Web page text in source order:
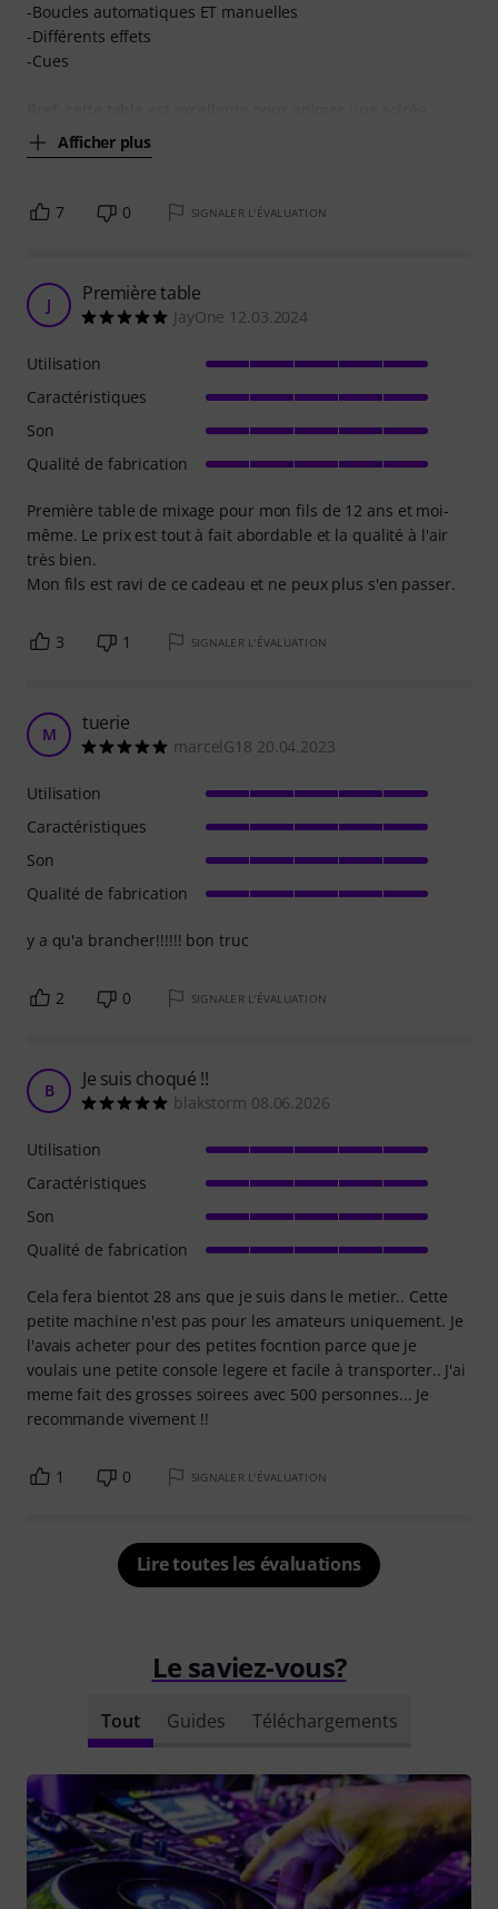
-Boucles automatiques ET manuelles
-Différents effets
-Cues
Afficher plus
7 0 SIGNALER L'ÉVALUATION
J Première table
JayOne 12.03.2024
Première table de mixage pour mon fils de 12 ans et moi-
même. Le prix est tout à fait abordable et la qualité à l'air
très bien.
Mon fils est ravi de ce cadeau et ne peux plus s'en passer.
Utilisation
Caractéristiques
Son
Qualité de fabrication
3 1 SIGNALER L'ÉVALUATION
M tuerie
marcelG18 20.04.2023
y a qu'a brancher!!!!!! bon truc
Utilisation
Caractéristiques
Son
Qualité de fabrication
2 0 SIGNALER L'ÉVALUATION
B Je suis choqué !!
blakstorm 08.06.2026
Cela fera bientot 28 ans que je suis dans le metier.. Cette
petite machine n'est pas pour les amateurs uniquement. Je
l'avais acheter pour des petites focntion parce que je
voulais une petite console legere et facile à transporter.. J'ai
meme fait des grosses soirees avec 500 personnes... Je
recommande vivement !!
Utilisation
Caractéristiques
Son
Qualité de fabrication
1 0 SIGNALER L'ÉVALUATION
Lire toutes les évaluations
Le saviez-vous?
Tout Guides Téléchargements